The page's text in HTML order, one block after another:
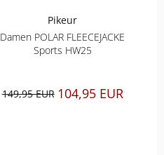
Pikeur
Damen POLAR FLEECEJACKE
Sports HW25
149,95 EUR 104,95 EUR